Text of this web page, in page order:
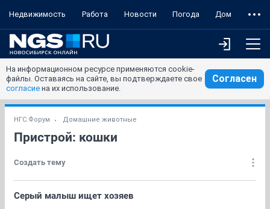
Недвижимость Работа Новости Погода Дом
На информационном ресурсе применяются cookie-
файлы. Оставаясь на сайте, вы подтверждаете свое
согласие на их использование.
Согласен
НГС.Форум Домашние животные
Пристрой: кошки
Создать тему
Серый малыш ищет хозяев